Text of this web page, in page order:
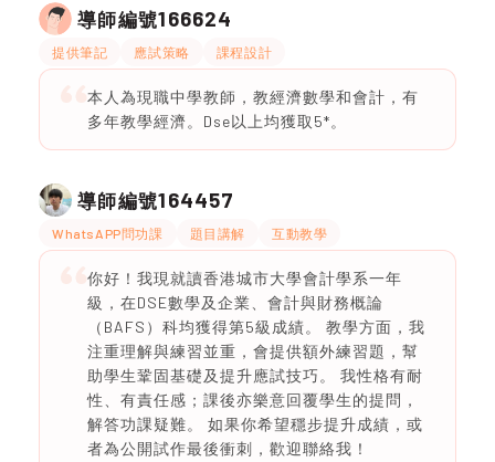
導師編號166624
提供筆記 應試策略 課程設計
本人為現職中學教師，教經濟數學和會計，有
多年教學經濟。Dse以上均獲取5*。
導師編號164457
WhatsAPP問功課 題目講解 互動教學
你好！我現就讀香港城市大學會計學系一年
級，在DSE數學及企業、會計與財務概論
（BAFS）科均獲得第5級成績。 教學方面，我
注重理解與練習並重，會提供額外練習題，幫
助學生鞏固基礎及提升應試技巧。 我性格有耐
性、有責任感；課後亦樂意回覆學生的提問，
解答功課疑難。 如果你希望穩步提升成績，或
者為公開試作最後衝刺，歡迎聯絡我！